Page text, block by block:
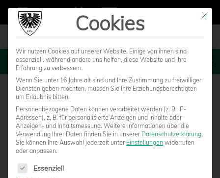
MENU
Mit
Cookies
Wir nutzen Cookies auf unserer Website. Einige von ihnen sind
essenziell, während andere uns helfen, diese Website und Ihre
Erfahrung zu verbessern.
Wenn Sie unter 16 Jahre alt sind und Ihre Zustimmung zu freiwilligen
Diensten geben möchten, müssen Sie Ihre Erziehungsberechtigten
um Erlaubnis bitten.
Personenbezogene Daten können verarbeitet werden (z. B. IP-
Adressen), z. B. für personalisierte Anzeigen und Inhalte oder
Anzeigen- und Inhaltsmessung. Weitere Informationen über die
Verwendung Ihrer Daten finden Sie in unserer Datenschutzerklärung.
Sie können Ihre Auswahl jederzeit unter Einstellungen widerrufen
oder anpassen.
Es folgt eine Liste der Service-Gruppen, für die eine
Essenziell